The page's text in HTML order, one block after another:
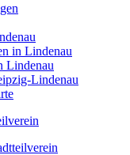
in Lindenau
Lindenau
Lindenau